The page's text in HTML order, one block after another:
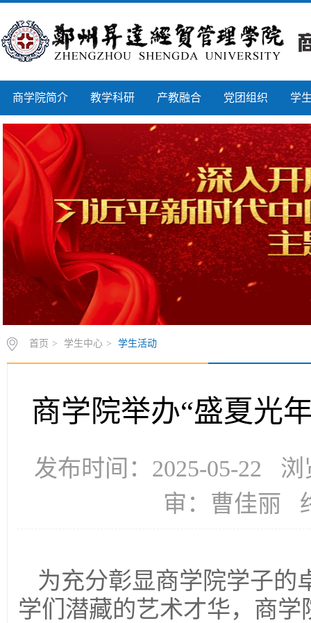
商学院简介 教学科研 产教融合 党团组织 学
首页 > 学生中心 > 学生活动
商学院举办“盛夏光
发布时间：2025-05-22 浏
审：曹佳丽
为充分彰显商学院学子的
学们潜藏的艺术才华，商